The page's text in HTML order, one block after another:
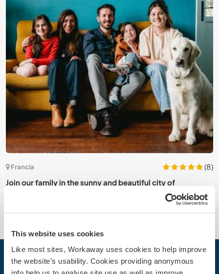
This website uses cookies
Like most sites, Workaway uses cookies to help improve
the website’s usability. Cookies providing anonymous
Francia
(8)
Join our family in the sunny and beautiful city of
Tu próxima aventura empieza hoy